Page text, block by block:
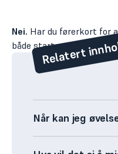
Nei. Har du førerkort for
både starte og kjøre
Relatert
Når kan jeg